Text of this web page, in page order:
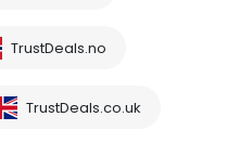
TrustDeals.no
TrustDeals.co.uk